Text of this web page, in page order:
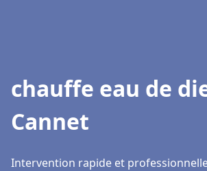
chauffe eau de
Cannet
Intervention rapide et